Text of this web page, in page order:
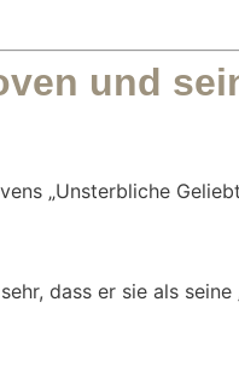
und
„Unsterbliche
dass er sie als